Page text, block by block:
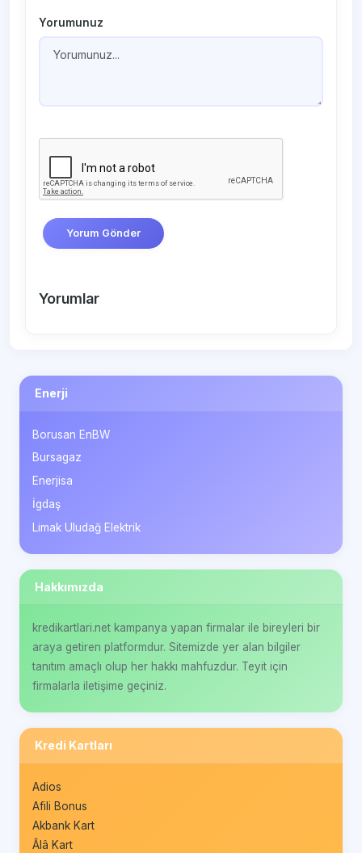
Yorumunuz
Yorum Gönder
Yorumlar
Enerji
Borusan EnBW
Bursagaz
Enerjisa
İgdaş
Limak Uludağ Elektrik
Hakkımızda
kredikartlari.net kampanya yapan firmalar ile bireyleri bir
araya getiren platformdur. Sitemizde yer alan bilgiler
tanıtım amaçlı olup her hakkı mahfuzdur. Teyit için
firmalarla iletişime geçiniz.
Kredi Kartları
Adios
Afili Bonus
Akbank Kart
Âlâ Kart